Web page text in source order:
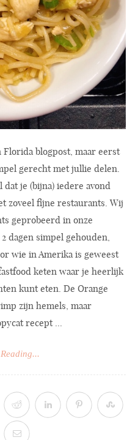
blogpost, maar eerst
gerecht met jullie delen.
je (bijna) iedere avond
zoveel fijne restaurants. Wij
geprobeerd in onze
dagen simpel gehouden,
wie in Amerika is geweest
keten waar je heerlijk
kunt eten. De Orange
zijn hemels, maar
recept ...